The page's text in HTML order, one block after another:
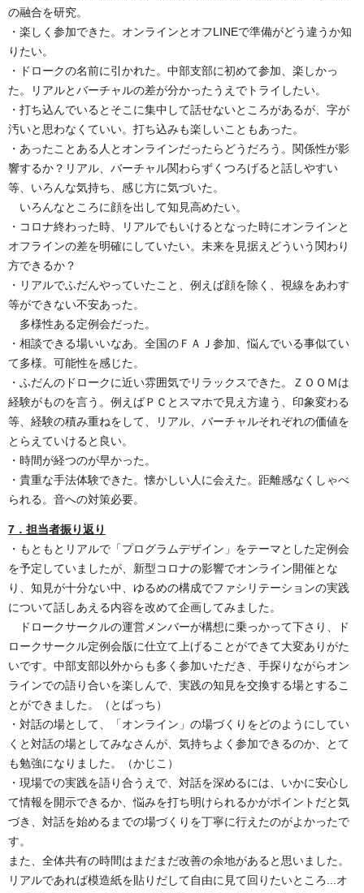
の融合を研究。
・楽しく参加できた。オンラインとオフLINEで準備がどう違うか知
りたい。
・ドロークの名前に引かれた。中部支部に初めて参加、楽しかっ
た。リアルとバーチャルの差が分かったうえでトライしたい。
・打ち込んでいるとそこに集中して話せないところがあるが、字が
汚いと思わなくていい。打ち込みも楽しいこともあった。
・あったことある人とオンラインだったらどうだろう。関係性が影
響するか？リアル、バーチャル関わらずくつろげると話しやすい
等、いろんな気持ち、感じ方に気づいた。
いろんなところに顔を出して知見高めたい。
・コロナ終わった時、リアルでもいけるとなった時にオンラインと
オフラインの差を明確にしていたい。未来を見据えどういう関わり
方できるか？
・リアルでふだんやっていたこと、例えば顔を除く、視線をあわす
等ができない不安あった。
多様性ある定例会だった。
・相談できる場いいなあ。全国のＦＡＪ参加、悩んでいる事似てい
て多様。可能性を感じた。
・ふだんのドロークに近い雰囲気でリラックスできた。ＺＯＯＭは
経験がものを言う。例えばＰＣとスマホで見え方違う、印象変わる
等、経験の積み重ねをして、リアル、バーチャルそれぞれの価値を
とらえていけると良い。
・時間が経つのが早かった。
・貴重な手法体験できた。懐かしい人に会えた。距離感なくしゃべ
られる。音への対策必要。
7．担当者振り返り
・もともとリアルで「プログラムデザイン」をテーマとした定例会
を予定していましたが、新型コロナの影響でオンライン開催とな
り、知見が十分ない中、ゆるめの構成でファシリテーションの実践
について話しあえる内容を改めて企画してみました。
ドロークサークルの運営メンバーが構想に乗っかって下さり、ド
ロークサークル定例会版に仕立て上げることができて大変ありがた
いです。中部支部以外からも多く参加いただき、手探りながらオン
ラインでの語り合いを楽しんで、実践の知見を交換する場とするこ
とができました。（とばっち）
・対話の場として、「オンライン」の場づくりをどのようにしてい
くと対話の場としてみなさんが、気持ちよく参加できるのか、とて
も勉強になりました。（かじこ）
・現場での実践を語り合うえで、対話を深めるには、いかに安心し
て情報を開示できるか、悩みを打ち明けられるかがポイントだと気
づき、対話を始めるまでの場づくりを丁寧に行えたのがよかったで
す。
また、全体共有の時間はまだまだ改善の余地があると思いました。
リアルであれば模造紙を貼りだして自由に見て回りたいところ...オ